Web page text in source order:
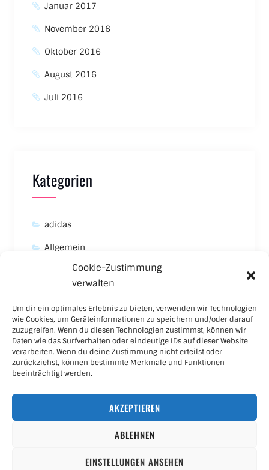
Cookie-Zustimmung
verwalten
Um dir ein optimales Erlebnis zu bieten, verwenden wir Technologien
wie Cookies, um Geräteinformationen zu speichern und/oder darauf
zuzugreifen. Wenn du diesen Technologien zustimmst, können wir
Daten wie das Surfverhalten oder eindeutige IDs auf dieser Website
verarbeiten. Wenn du deine Zustimmung nicht erteilst oder
zurückziehst, können bestimmte Merkmale und Funktionen
beeinträchtigt werden.
AKZEPTIEREN
ABLEHNEN
EINSTELLUNGEN ANSEHEN
Januar 2017
November 2016
Oktober 2016
August 2016
Juli 2016
Kategorien
adidas
Allgemein
New Balance
Nike
Puma